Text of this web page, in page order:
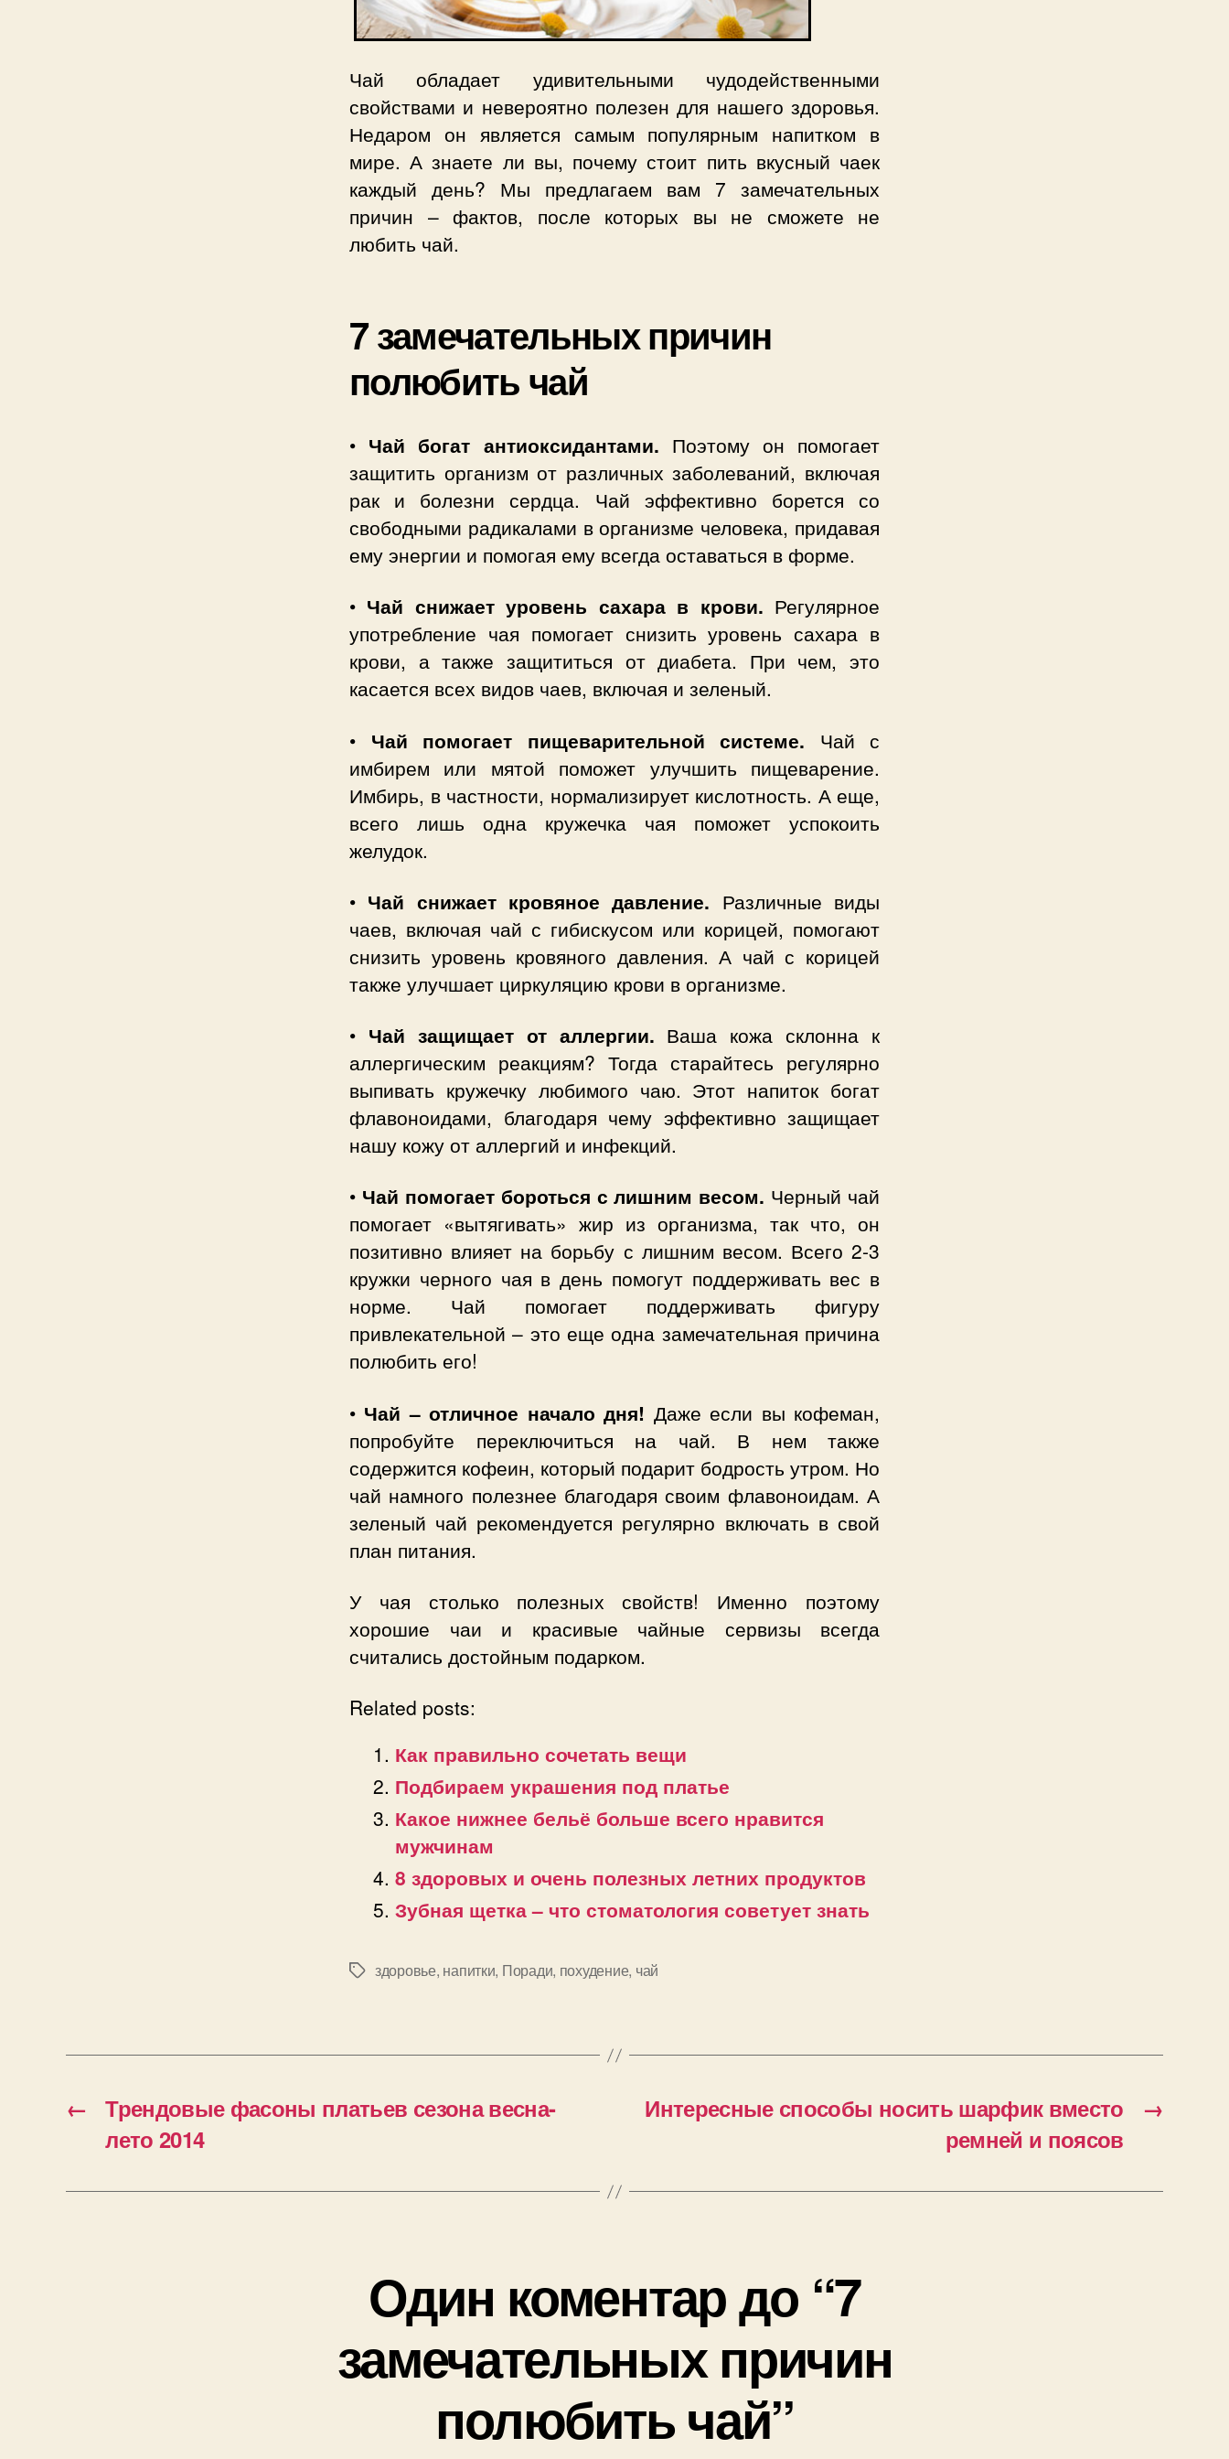
Чай обладает удивительными чудодейственными
свойствами и невероятно полезен для нашего здоровья.
Недаром он является самым популярным напитком в
мире. А знаете ли вы, почему стоит пить вкусный чаек
каждый день? Мы предлагаем вам 7 замечательных
причин – фактов, после которых вы не сможете не
любить чай.
7 замечательных причин
полюбить чай
• Чай богат антиоксидантами. Поэтому он помогает
защитить организм от различных заболеваний, включая
рак и болезни сердца. Чай эффективно борется со
свободными радикалами в организме человека, придавая
ему энергии и помогая ему всегда оставаться в форме.
• Чай снижает уровень сахара в крови. Регулярное
употребление чая помогает снизить уровень сахара в
крови, а также защититься от диабета. При чем, это
касается всех видов чаев, включая и зеленый.
• Чай помогает пищеварительной системе. Чай с
имбирем или мятой поможет улучшить пищеварение.
Имбирь, в частности, нормализирует кислотность. А еще,
всего лишь одна кружечка чая поможет успокоить
желудок.
• Чай снижает кровяное давление. Различные виды
чаев, включая чай с гибискусом или корицей, помогают
снизить уровень кровяного давления. А чай с корицей
также улучшает циркуляцию крови в организме.
• Чай защищает от аллергии. Ваша кожа склонна к
аллергическим реакциям? Тогда старайтесь регулярно
выпивать кружечку любимого чаю. Этот напиток богат
флавоноидами, благодаря чему эффективно защищает
нашу кожу от аллергий и инфекций.
• Чай помогает бороться с лишним весом. Черный чай
помогает «вытягивать» жир из организма, так что, он
позитивно влияет на борьбу с лишним весом. Всего 2-3
кружки черного чая в день помогут поддерживать вес в
норме. Чай помогает поддерживать фигуру
привлекательной – это еще одна замечательная причина
полюбить его!
• Чай – отличное начало дня! Даже если вы кофеман,
попробуйте переключиться на чай. В нем также
содержится кофеин, который подарит бодрость утром. Но
чай намного полезнее благодаря своим флавоноидам. А
зеленый чай рекомендуется регулярно включать в свой
план питания.
У чая столько полезных свойств! Именно поэтому
хорошие чаи и красивые чайные сервизы всегда
считались достойным подарком.
Related posts:
Как правильно сочетать вещи
Подбираем украшения под платье
Какое нижнее бельё больше всего нравится
мужчинам
8 здоровых и очень полезных летних продуктов
Зубная щетка – что стоматология советует знать
Позначки
здоровье, напитки, Поради, похудение, чай
←
Трендовые фасоны платьев сезона весна-
лето 2014
→
Интересные способы носить шарфик вместо
ремней и поясов
Один коментар до “7
замечательных причин
полюбить чай”